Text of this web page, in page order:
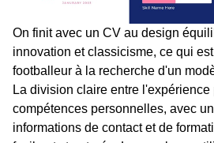
On finit avec un CV au design
innovation et classicisme, ce qui
footballeur à la recherche d'un
La division claire entre
compétences personnelles, avec
informations de contact et de